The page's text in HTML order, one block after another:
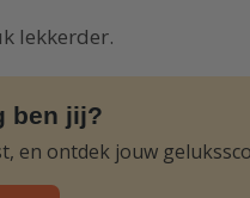
lekkerder.
ben jij?
en ontdek jouw